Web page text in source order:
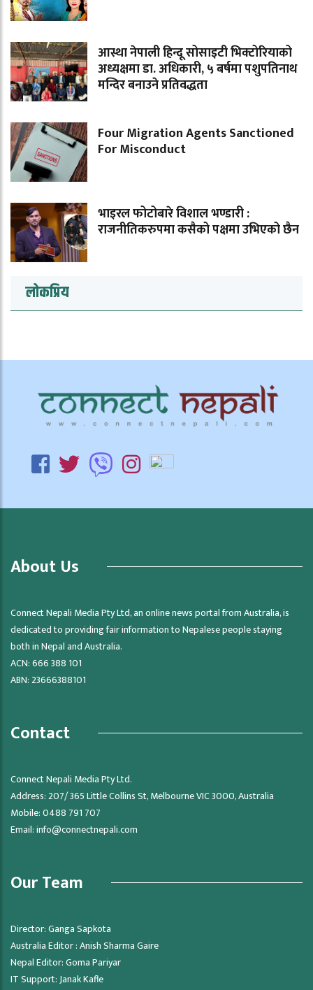
आस्था नेपाली हिन्दू सोसाइटी भिक्टोरियाको
अध्यक्षमा डा. अधिकारी, ५ बर्षमा पशुपतिनाथ
मन्दिर बनाउने प्रतिवद्धता
Four Migration Agents Sanctioned
For Misconduct
भाइरल फोटोबारे विशाल भण्डारी :
राजनीतिकरुपमा कसैको पक्षमा उभिएको छैन
लोकप्रिय
About Us
Connect Nepali Media Pty Ltd, an online news portal from Australia, is
dedicated to providing fair information to Nepalese people staying
both in Nepal and Australia.
ACN: 666 388 101
ABN: 23666388101
Contact
Connect Nepali Media Pty Ltd.
Address: 207/ 365 Little Collins St, Melbourne VIC 3000, Australia
Mobile: 0488 791 707
Email:info@connectnepali.com
Our Team
Director: Ganga Sapkota
Australia Editor : Anish Sharma Gaire
Nepal Editor: Goma Pariyar
IT Support: Janak Kafle